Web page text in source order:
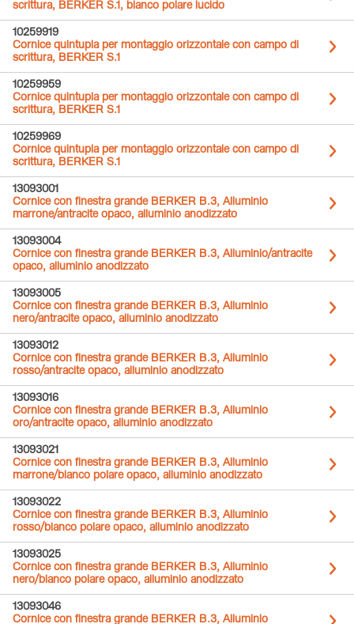
scrittura, BERKER S.1, bianco polare lucido
10259919
Cornice quintupla per montaggio orizzontale con campo di
scrittura, BERKER S.1
10259959
Cornice quintupla per montaggio orizzontale con campo di
scrittura, BERKER S.1
10259969
Cornice quintupla per montaggio orizzontale con campo di
scrittura, BERKER S.1
13093001
Cornice con finestra grande BERKER B.3, Alluminio
marrone/antracite opaco, alluminio anodizzato
13093004
Cornice con finestra grande BERKER B.3, Alluminio/antracite
opaco, alluminio anodizzato
13093005
Cornice con finestra grande BERKER B.3, Alluminio
nero/antracite opaco, alluminio anodizzato
13093012
Cornice con finestra grande BERKER B.3, Alluminio
rosso/antracite opaco, alluminio anodizzato
13093016
Cornice con finestra grande BERKER B.3, Alluminio
oro/antracite opaco, alluminio anodizzato
13093021
Cornice con finestra grande BERKER B.3, Alluminio
marrone/bianco polare opaco, alluminio anodizzato
13093022
Cornice con finestra grande BERKER B.3, Alluminio
rosso/bianco polare opaco, alluminio anodizzato
13093025
Cornice con finestra grande BERKER B.3, Alluminio
nero/bianco polare opaco, alluminio anodizzato
13093046
Cornice con finestra grande BERKER B.3, Alluminio